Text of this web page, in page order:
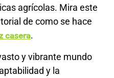
agrícolas. Mira este
de como se hace
casera.
y vibrante mundo
y la